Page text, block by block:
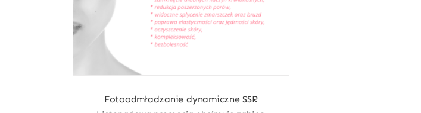
Fotoodmładzanie dynamiczne SSR